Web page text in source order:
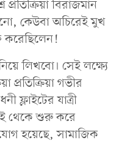
বিরাজমান
কেউবা অচিরেই মুখ
করেছিলেন!
লিখবো। সেই লক্ষ্যে
প্রতিক্রিয়া গভীর
ফ্লাইটের যাত্রী
থেকে শুরু করে
হয়েছে, সামাজিক